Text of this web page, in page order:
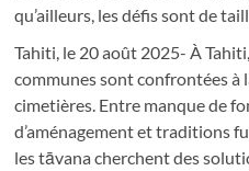
qu’ailleurs, les défis sont de
Tahiti, le 20 août 2025- À
communes sont confrontées à
cimetières. Entre manque de
d’aménagement et traditions
les tāvana cherchent des